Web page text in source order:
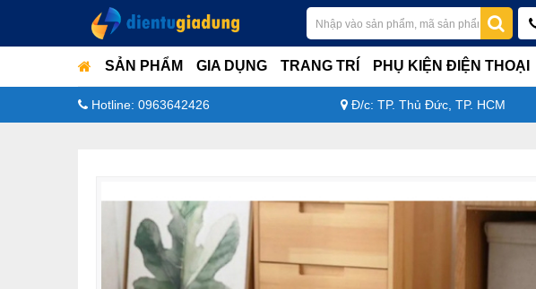
SẢN PHẨM GIA DỤNG TRANG TRÍ PHỤ KIỆN ĐIỆN THOẠI
Hotline: 0963642426 Đ/c: TP. Thủ Đức, TP. HCM